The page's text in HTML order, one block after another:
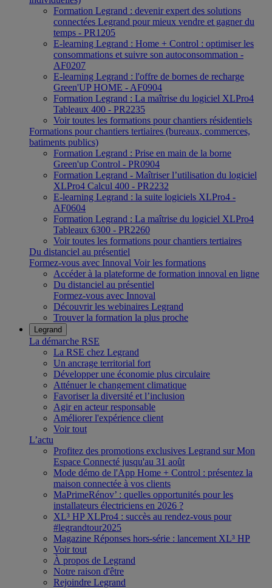
Formation Legrand : devenir expert des solutions
connectées Legrand pour mieux vendre et gagner du
temps - PR1205
E-learning Legrand : Home + Control : optimiser les
consommations et suivre son autoconsommation -
AF0207
E-learning Legrand : l'offre de bornes de recharge
Green'UP HOME - AF0904
Formation Legrand : La maîtrise du logiciel XLPro4
Tableaux 400 - PR2235
Voir toutes les formations pour chantiers résidentiels
Formations pour chantiers tertiaires (bureaux, commerces,
batiments publics)
Formation Legrand : Prise en main de la borne
Green'up Control - PR0904
Formation Legrand - Maîtriser l’utilisation du logiciel
XLPro4 Calcul 400 - PR2232
E-learning Legrand : la suite logiciels XLPro4 -
AF0604
Formation Legrand : La maîtrise du logiciel XLPro4
Tableaux 6300 - PR2260
Voir toutes les formations pour chantiers tertiaires
Du distanciel au présentiel
Formez-vous avec Innoval Voir les formations
Accéder à la plateforme de formation innoval en ligne
Du distanciel au présentiel
Formez-vous avec Innoval
Découvrir les webinaires Legrand
Trouver la formation la plus proche
Legrand
La démarche RSE
La RSE chez Legrand
Un ancrage territorial fort
Développer une économie plus circulaire
Atténuer le changement climatique
Favoriser la diversité et l’inclusion
Agir en acteur responsable
Améliorer l'expérience client
Voir tout
L’actu
Profitez des promotions exclusives Legrand sur Mon
Espace Connecté jusqu'au 31 août
Mode démo de l'App Home + Control : présentez la
maison connectée à vos clients
MaPrimeRénov’ : quelles opportunités pour les
installateurs électriciens en 2026 ?
XL³ HP XLPro4 : succès au rendez-vous pour
#legrandtour2025
Magazine Réponses hors-série : lancement XL³ HP
Voir tout
À propos de Legrand
Notre raison d'être
Rejoindre Legrand